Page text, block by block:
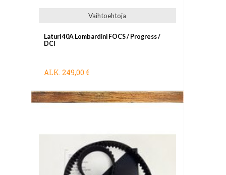
Vaihtoehtoja
Laturi 40A Lombardini FOCS / Progress /
DCI
ALK. 249,00 €